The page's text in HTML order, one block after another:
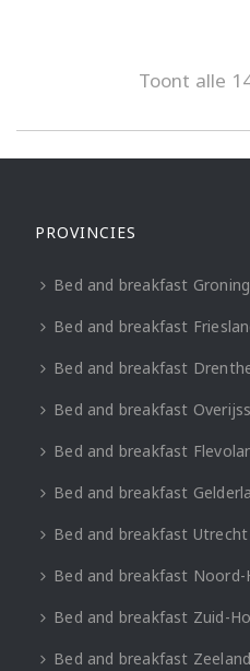
Toont alle
PROVINCIES
Bed and breakfast
Bed and breakfast
Bed and breakfast
Bed and breakfast
Bed and breakfast
Bed and breakfast
Bed and breakfast Utrecht
Bed and breakfast Noord-
Bed and breakfast Zuid-
Bed and breakfast Zeeland